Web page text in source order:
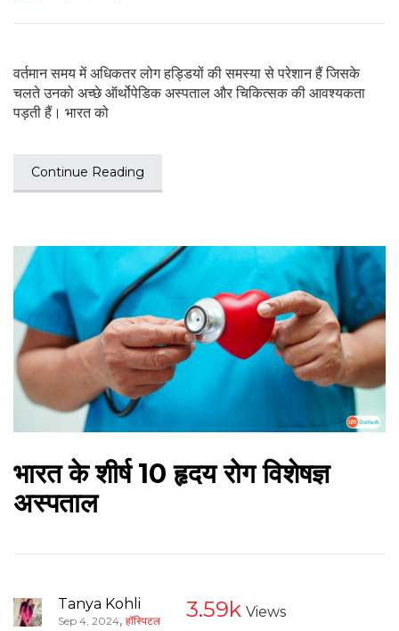
वर्तमान समय में अधिकतर लोग हड्डियों की समस्या से परेशान हैं जिसके
चलते उनको अच्छे ऑर्थोपेडिक अस्पताल और चिकित्सक की आवश्यकता
पड़ती हैं। भारत को
Continue Reading
भारत के शीर्ष 10 हृदय रोग विशेषज्ञ
अस्पताल
Tanya Kohli
Sep 4, 2024, हॉस्पिटल 3.59k Views